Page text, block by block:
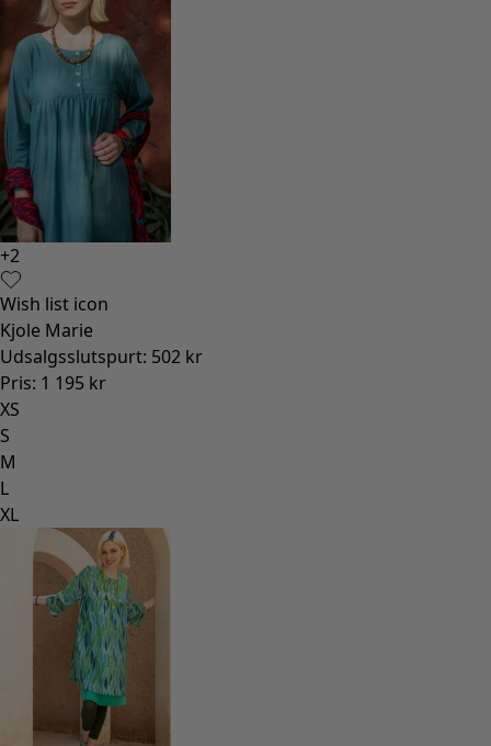
+2
Wish list icon
Kjole Marie
Udsalgsslutspurt: 502 kr
Pris: 1 195 kr
XS
S
M
L
XL